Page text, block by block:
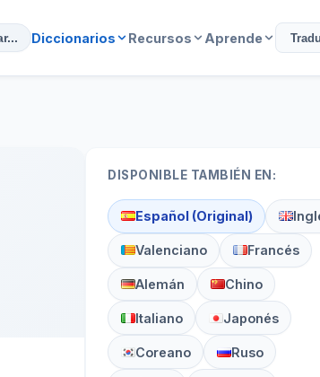
Diccionarios Recursos Aprende
DISPONIBLE TAMBIÉN EN:
Español (Original)
Valenciano Francés
Alemán Chino
Italiano Japonés
Coreano Ruso